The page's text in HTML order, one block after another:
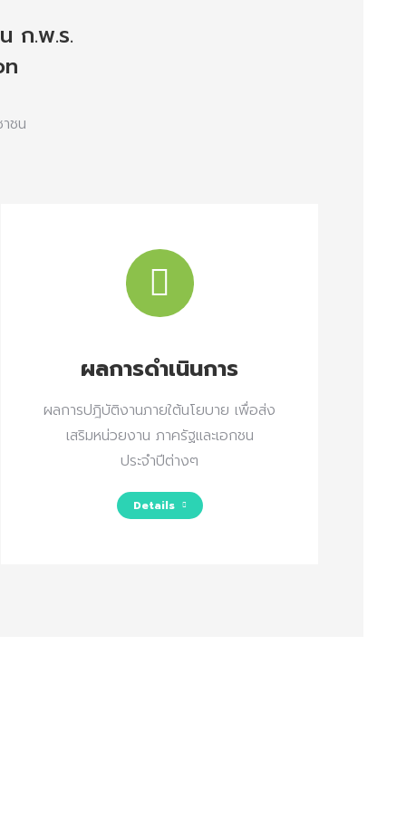
ก.พ.ร.
ชน
ผลการดำเนินการ
ผลการปฎิบัติงานภายใต้นโยบาย เพื่อส่ง
เสริมหน่วยงาน ภาครัฐและเอกชน
ประจำปีต่างๆ
Details